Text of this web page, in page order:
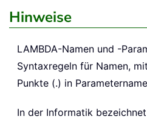
Hinweise
LAMBDA-Namen und -
Syntaxregeln für Namen,
Punkte (.) in
In der Informatik